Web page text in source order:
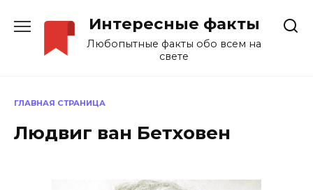
содержанию
Интересные факты
Любопытные факты обо всем на
свете
ГЛАВНАЯ СТРАНИЦА
Людвиг ван Бетховен